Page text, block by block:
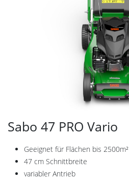
Sabo 47 PRO Vario
Geeignet für Flächen bis 2500m²
47 cm Schnittbreite
variabler Antrieb